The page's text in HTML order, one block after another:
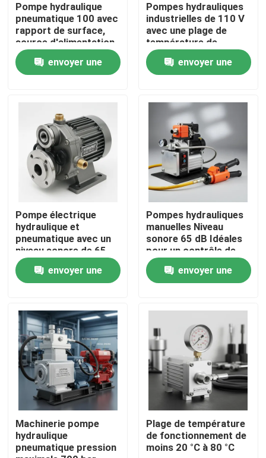
À la maison
Produits
Vidéos
À propos de nous
Visite de l'usine
Nouvelles
Demandez un devis
Pompe à haute pression hydraulique
Pompe pneumatique hydraulique
Pompe hydraulique
pneumatique 100 avec
rapport de surface,
source d'alimentation
électrique manuelle à
air comprimé et
rapport de
fonctionnement
envoyer une
Pompes hydrauliques
industrielles de 110 V
avec une plage de
température de
fonctionnement de
moins 20 °C à 80 °C
Construction durable
envoyer une
Pompe électrique
hydraulique et
pneumatique avec un
niveau sonore de 65
dB et un débit de 5
L/min, adaptée aux
applications
envoyer une
Pompes hydrauliques
manuelles Niveau
sonore 65 dB Idéales
pour un contrôle de
précision et un
fonctionnement
durable dans diverses
envoyer une
Machinerie pompe
hydraulique
pneumatique pression
Plage de température
de fonctionnement de
moins 20 °C à 80 °C